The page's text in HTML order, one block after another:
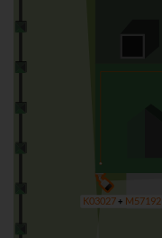
K03027 M57192